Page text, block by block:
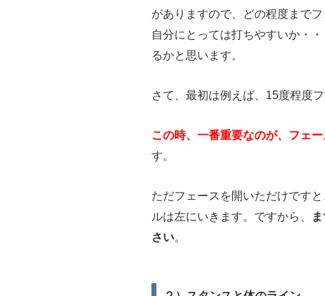
がありますので、どの程度まで
自分にとっては打ちやすいか・
るかと思います。
さて、最初は例えば、15度程度
この時、一番重要なのが、フェ
す。
ただフェースを開いただけです
ルは左にいきます。ですから、
さい。